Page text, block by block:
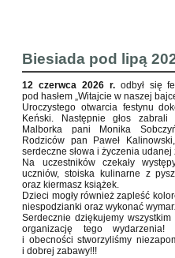
Biesiada pod lipą
12 czerwca 2026 r.odbył się
pod hasłem „Witajcie w naszej
Uroczystego otwarcia festynu
Keński. Następnie głos zabrali
Malborka pani Monika
Rodziców pan Paweł
serdeczne słowa i życzenia udanej
Na uczestników czekały
uczniów, stoiska kulinarne z
oraz kiermasz książek.
Dzieci mogły również zapleść
niespodzianki oraz wykonać
Serdecznie dziękujemy
organizację tego
i obecności stworzyliśmy
i dobrej zabawy!!!